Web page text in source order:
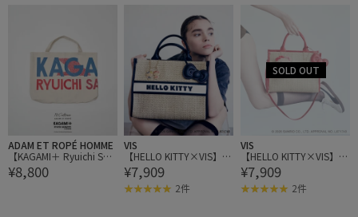
ADAM ET ROPÉ HOMME
【KAGAMI＋ Ryuichi Sak
amoto × 10Culture / AD
AM ET ROPE'】KAGAMI
¥8,800
VIS
【HELLO KITTY×VIS】日
焼けデザイン ハローキテ
ィ雑材トートバッグ
¥7,909
2件
VIS
【HELLO KITTY×VIS】日
焼けデザイン ハローキテ
ィ雑材トートバッグ
¥7,909
2件